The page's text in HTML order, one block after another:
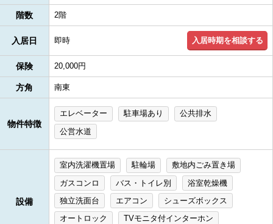
階数 2階
入居日 即時 入居時期を相談する
保険 20,000円
方角 南東
物件特徴
エレベーター 駐車場あり
公共排水
公営水道
設備
室内洗濯機置場 駐輪場
敷地内ごみ置き場
ガスコンロ
バス・トイレ別
浴室乾燥機
独立洗面台
エアコン
シューズボックス
オートロック
TVモニタ付インターホン